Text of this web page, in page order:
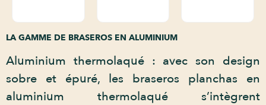
LA GAMME DE BRASEROS EN ALUMINIUM
Aluminium thermolaqué : avec son design
sobre et épuré, les braseros planchas en
aluminium thermolaqué s’intègrent